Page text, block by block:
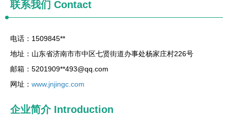
联系我们 Contact
电话：1509845**
地址：山东省济南市市中区七贤街道办事处杨家庄村226号
邮箱：5201909**493@qq.com
网址： www.jnjingc.com
企业简介Introduction